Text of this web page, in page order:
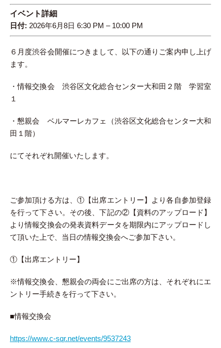
イベント詳細
日付: 2026年6月8日 6:30 PM – 10:00 PM
６月度渋谷会開催につきまして、以下の通りご案内申し上げ
ます。
・情報交換会 渋谷区文化総合センター大和田２階 学習室
１
・懇親会 ベルマーレカフェ（渋谷区文化総合センター大和
田１階）
にてそれぞれ開催いたします。
ご参加頂ける方は、①【出席エントリー】より各自参加登録
を行って下さい。その後、下記の②【資料のアップロード】
より情報交換会の発表資料データを期限内にアップロードし
て頂いた上で、当日の情報交換会へご参加下さい。
①【出席エントリー】
※情報交換会、懇親会の両会にご出席の方は、それぞれにエ
ントリー手続きを行って下さい。
■情報交換会
https://www.c-sqr.net/events/9537243